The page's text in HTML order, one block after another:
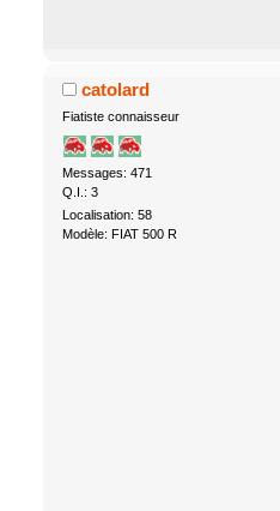
catolard
Fiatiste connaisseur
Messages: 471
Q.I.: 3
Localisation: 58
Modèle: FIAT 500 R